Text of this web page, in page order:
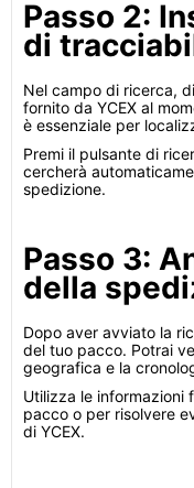
Passo 2:
di
Nel campo di ricerca,
fornito da YCEX al
è essenziale per
Premi il pulsante di
cercherà
spedizione.
Passo 3:
della
Dopo aver avviato la
del tuo pacco. Potrai
geografica e la
Utilizza le informazioni
pacco o per risolvere
di YCEX.